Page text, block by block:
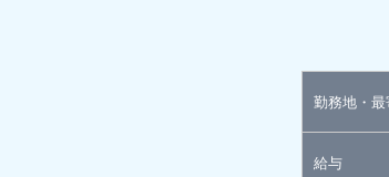
勤務地・最
給与